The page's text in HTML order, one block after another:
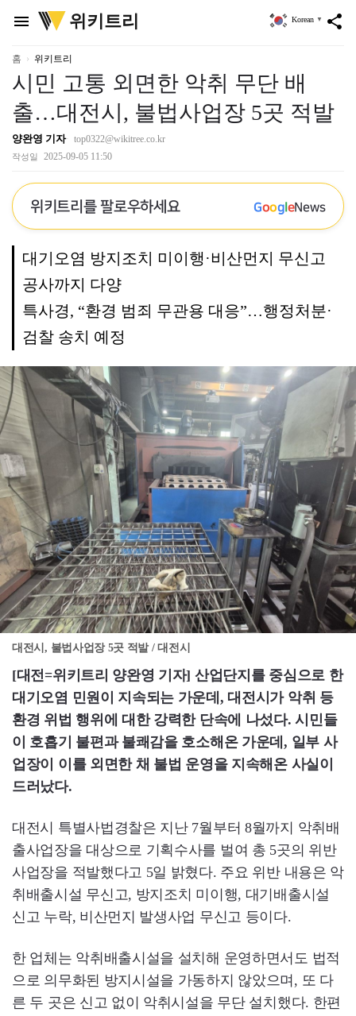
menu
위
키
리
위키트리 share
Korean ▼
홈 위키트리
시민 고통 외면한 악취 무단 배
출…대전시, 불법사업장 5곳 적발
양완영 기자 top0322@wikitree.co.kr
작성일 2025-09-05 11:50
위키트리를 팔로우하세요 GoogleNews
대기오염 방지조치 미이행·비산먼지 무신고
공사까지 다양
특사경, “환경 범죄 무관용 대응”…행정처분·
검찰 송치 예정
대전시, 불법사업장 5곳 적발 / 대전시
[대전=위키트리 양완영 기자] 산업단지를 중심으로 한
대기오염 민원이 지속되는 가운데, 대전시가 악취 등
환경 위법 행위에 대한 강력한 단속에 나섰다. 시민들
이 호흡기 불편과 불쾌감을 호소해온 가운데, 일부 사
업장이 이를 외면한 채 불법 운영을 지속해온 사실이
드러났다.
대전시 특별사법경찰은 지난 7월부터 8월까지 악취배
출사업장을 대상으로 기획수사를 벌여 총 5곳의 위반
사업장을 적발했다고 5일 밝혔다. 주요 위반 내용은 악
취배출시설 무신고, 방지조치 미이행, 대기배출시설
신고 누락, 비산먼지 발생사업 무신고 등이다.
한 업체는 악취배출시설을 설치해 운영하면서도 법적
으로 의무화된 방지시설을 가동하지 않았으며, 또 다
른 두 곳은 신고 없이 악취시설을 무단 설치했다. 한편